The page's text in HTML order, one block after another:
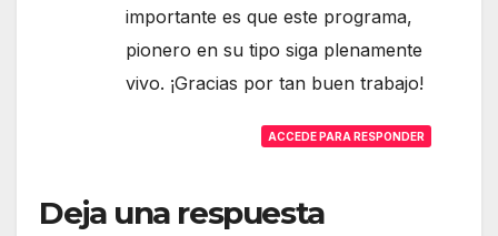
importante es que este programa,
pionero en su tipo siga plenamente
vivo. ¡Gracias por tan buen trabajo!
ACCEDE PARA RESPONDER
Deja una respuesta